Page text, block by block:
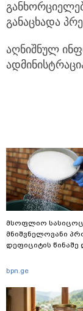
განაცხადა
აღნიშნულ
მსოფლიო
მნიშვნელოვანი
დეფიციტის წინაშე
bpn.ge